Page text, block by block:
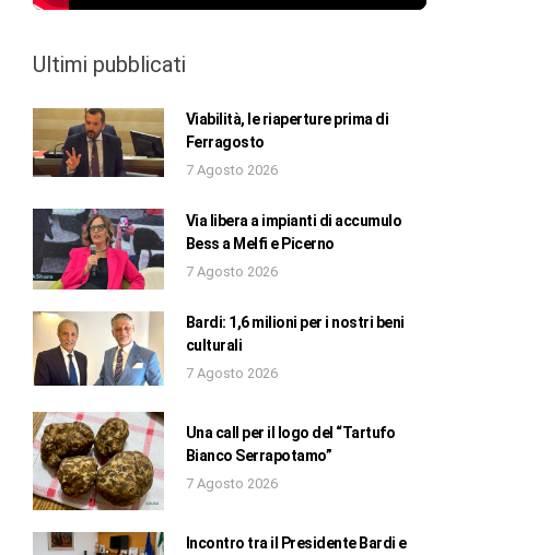
Ultimi pubblicati
Viabilità, le riaperture prima di
Ferragosto
7 Agosto 2026
Via libera a impianti di accumulo
Bess a Melfi e Picerno
7 Agosto 2026
Bardi: 1,6 milioni per i nostri beni
culturali
7 Agosto 2026
Una call per il logo del “Tartufo
Bianco Serrapotamo”
7 Agosto 2026
Incontro tra il Presidente Bardi e